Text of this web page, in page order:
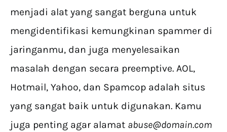
menjadi alat yang sangat berguna untuk
mengidentifikasi kemungkinan spammer di
jaringanmu, dan juga menyelesaikan
masalah dengan secara preemptive. AOL,
Hotmail, Yahoo, dan Spamcop adalah situs
yang sangat baik untuk digunakan. Kamu
juga penting agar alamat abuse@domain.com